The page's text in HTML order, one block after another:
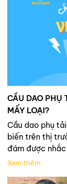
CẦU DAO PHỤ
MẤY LOẠI?
Cầu dao phụ
biến trên thị
đám được
cùng 504
Xem thêm